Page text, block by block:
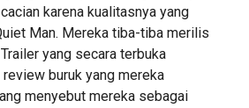
karena kualitasnya yang
Man. Mereka tiba-tiba merilis
yang secara terbuka
buruk yang mereka
menyebut mereka sebagai